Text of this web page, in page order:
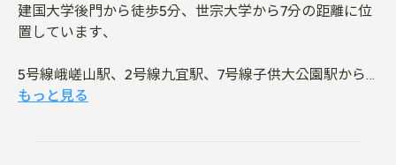
建国大学後門から徒歩5分、世宗大学から7分の距離に位
置しています、
5号線峨嵯山駅、2号線九宜駅、7号線子供大公園駅から
徒歩10分のトリプル駅勢圏ワンルームテルです。
もっと見る